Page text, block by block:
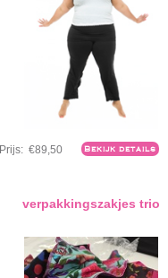
Prijs: €89,50 Bekijk details
verpakkingszakjes trio